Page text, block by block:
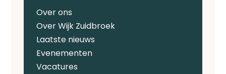
Over ons
Over Wijk Zuidbroek
Laatste nieuws
Evenementen
Vacatures